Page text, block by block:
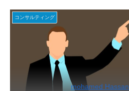
コンサルティング
mohamed Hassan